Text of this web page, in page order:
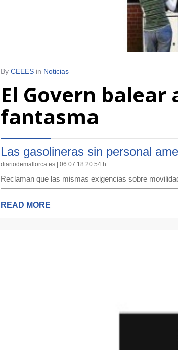
By CEEES in Noticias
El Govern
fantasma
Las gasolineras sin personal
diariodemallorca.es | 06.07.18 20:54 h
Reclaman que las mismas exigencias sobre
READ MORE